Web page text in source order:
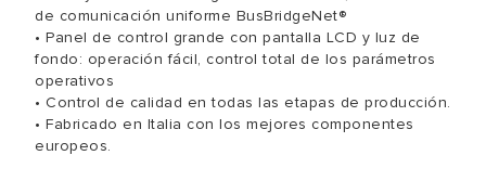
de comunicación uniforme BusBridgeNet®
• Panel de control grande con pantalla LCD y luz de
fondo: operación fácil, control total de los parámetros
operativos
• Control de calidad en todas las etapas de producción.
• Fabricado en Italia con los mejores componentes
europeos.